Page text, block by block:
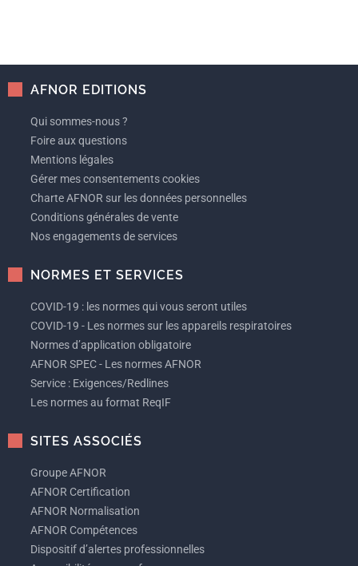
AFNOR EDITIONS
Qui sommes-nous ?
Foire aux questions
Mentions légales
Gérer mes consentements cookies
Charte AFNOR sur les données personnelles
Conditions générales de vente
Nos engagements de services
NORMES ET SERVICES
COVID-19 : les normes qui vous seront utiles
COVID-19 - Les normes sur les appareils respiratoires
Normes d’application obligatoire
AFNOR SPEC - Les normes AFNOR
Service : Exigences/Redlines
Les normes au format ReqIF
SITES ASSOCIÉS
Groupe AFNOR
AFNOR Certification
AFNOR Normalisation
AFNOR Compétences
Dispositif d’alertes professionnelles